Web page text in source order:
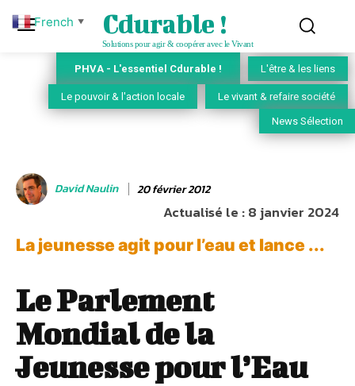
Cdurable !
Solutions pour agir & coopérer avec le Vivant
PHVA - L'essentiel Cdurable ! L'être & les liens
Le pouvoir & l'action locale Le vivant & refaire société
News Sélection
David Naulin 20 février 2012
Actualisé le :8 janvier 2024
La jeunesse agit pour l’eau et lance ...
Le Parlement
Mondial de la
Jeunesse pour l’Eau
French ▼